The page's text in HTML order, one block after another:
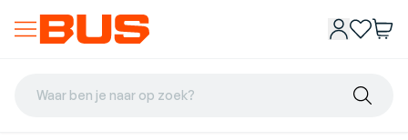
Waar ben je naar op zoek?